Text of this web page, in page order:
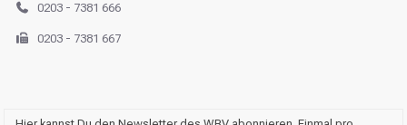
0203 - 7381 666
0203 - 7381 667